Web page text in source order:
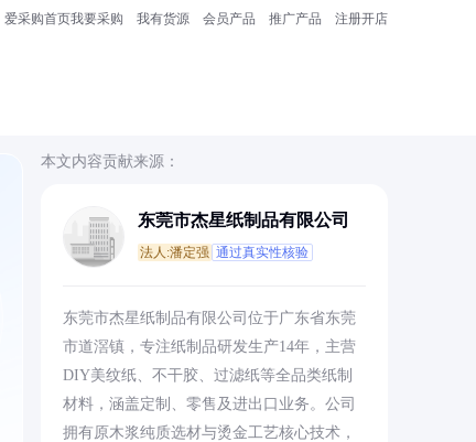
爱采购首页我要采购 我有货源 会员产品 推广产品 注册开店
本文内容贡献来源：
东莞市杰星纸制品有限公司
法人:潘定强 通过真实性核验
东莞市杰星纸制品有限公司位于广东省东莞
市道滘镇，专注纸制品研发生产14年，主营
DIY美纹纸、不干胶、过滤纸等全品类纸制
材料，涵盖定制、零售及进出口业务。公司
拥有原木浆纯质选材与烫金工艺核心技术，